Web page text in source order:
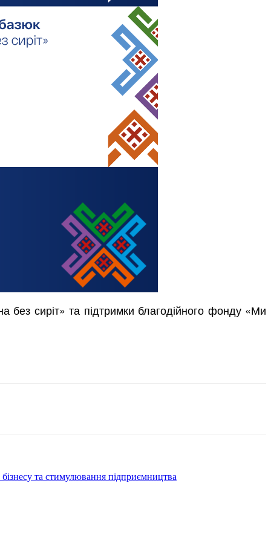
без сиріт» та підтримки благодійного фонду «Ми
та стимулювання підприємництва